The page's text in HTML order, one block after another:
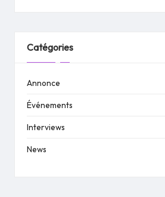
Catégories
Annonce
Événements
Interviews
News